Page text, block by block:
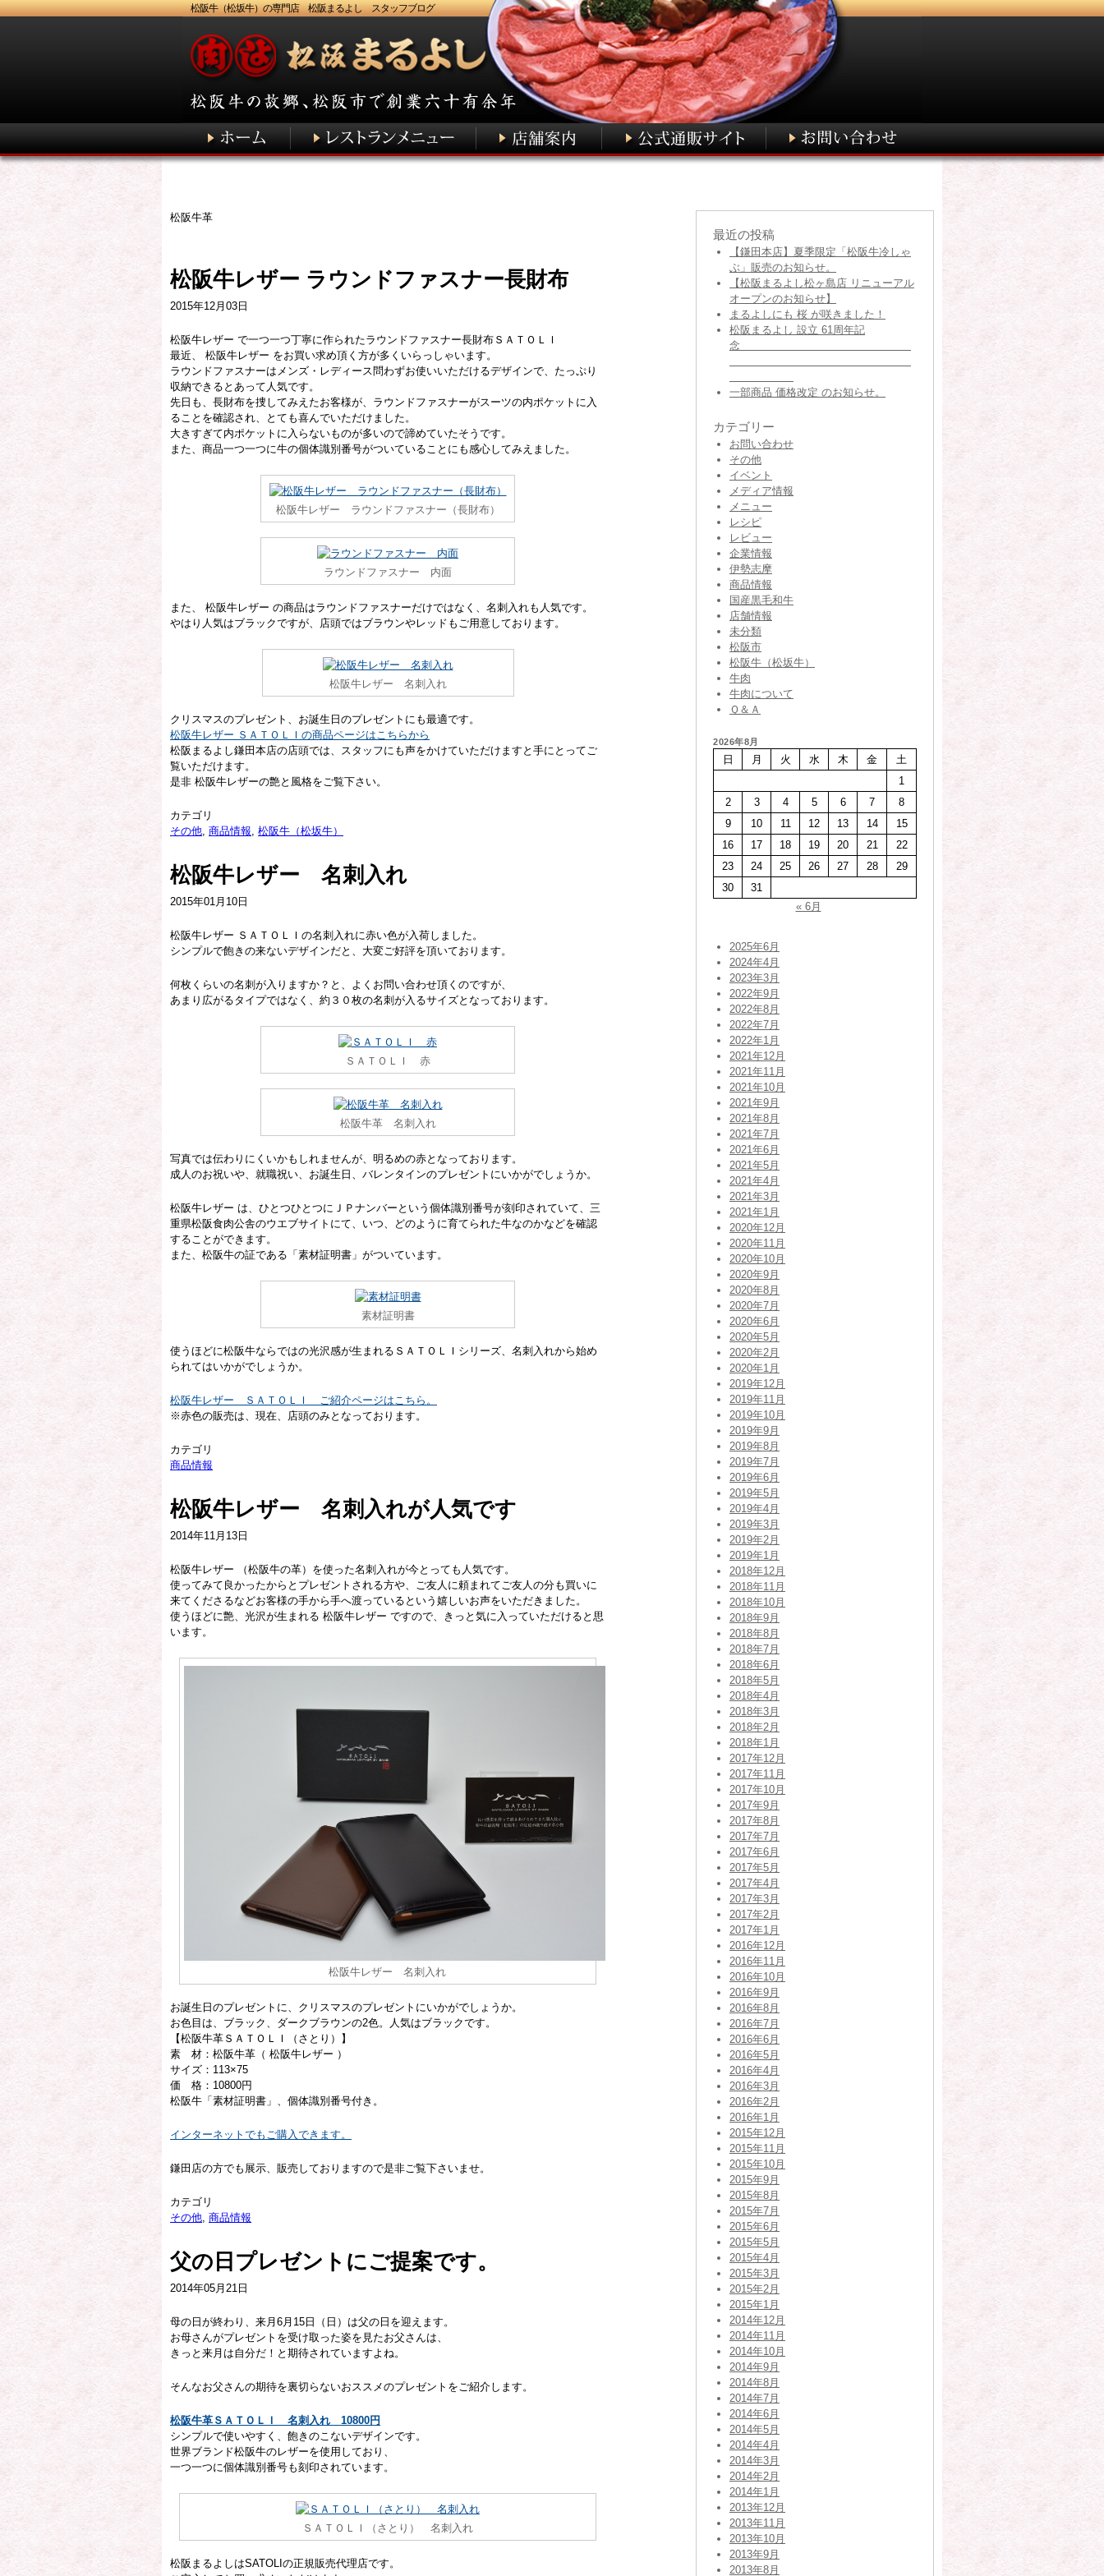
松阪牛（松坂牛）の専門店 松阪まるよし スタッフブログ
松阪牛革
松阪牛レザー ラウンドファスナー長財布
2015年12月03日
松阪牛レザー で一つ一つ丁寧に作られたラウンドファスナー長財布ＳＡＴＯＬＩ
最近、 松阪牛レザー をお買い求め頂く方が多くいらっしゃいます。
ラウンドファスナーはメンズ・レディース問わずお使いいただけるデザインで、たっぷり
収納できるとあって人気です。
先日も、長財布を捜してみえたお客様が、ラウンドファスナーがスーツの内ポケットに入
ることを確認され、とても喜んでいただけました。
大きすぎて内ポケットに入らないものが多いので諦めていたそうです。
また、商品一つ一つに牛の個体識別番号がついていることにも感心してみえました。
松阪牛レザー ラウンドファスナー（長財布）
ラウンドファスナー 内面
また、 松阪牛レザー の商品はラウンドファスナーだけではなく、名刺入れも人気です。
やはり人気はブラックですが、店頭ではブラウンやレッドもご用意しております。
松阪牛レザー 名刺入れ
クリスマスのプレゼント、お誕生日のプレゼントにも最適です。
松阪牛レザー ＳＡＴＯＬＩの商品ページはこちらから
松阪まるよし鎌田本店の店頭では、スタッフにも声をかけていただけますと手にとってご
覧いただけます。
是非 松阪牛レザーの艶と風格をご覧下さい。
カテゴリ
その他, 商品情報, 松阪牛（松坂牛）
松阪牛レザー 名刺入れ
2015年01月10日
松阪牛レザー ＳＡＴＯＬＩの名刺入れに赤い色が入荷しました。
シンプルで飽きの来ないデザインだと、大変ご好評を頂いております。
何枚くらいの名刺が入りますか？と、よくお問い合わせ頂くのですが、
あまり広がるタイプではなく、約３０枚の名刺が入るサイズとなっております。
ＳＡＴＯＬＩ 赤
松阪牛革 名刺入れ
写真では伝わりにくいかもしれませんが、明るめの赤となっております。
成人のお祝いや、就職祝い、お誕生日、バレンタインのプレゼントにいかがでしょうか。
松阪牛レザー は、ひとつひとつにＪＰナンバーという個体識別番号が刻印されていて、三
重県松阪食肉公舎のウエブサイトにて、いつ、どのように育てられた牛なのかなどを確認
することができます。
また、松阪牛の証である「素材証明書」がついています。
素材証明書
使うほどに松阪牛ならではの光沢感が生まれるＳＡＴＯＬＩシリーズ、名刺入れから始め
られてはいかがでしょうか。
松阪牛レザー ＳＡＴＯＬＩ ご紹介ページはこちら。
※赤色の販売は、現在、店頭のみとなっております。
カテゴリ
商品情報
松阪牛レザー 名刺入れが人気です
2014年11月13日
松阪牛レザー （松阪牛の革）を使った名刺入れが今とっても人気です。
使ってみて良かったからとプレゼントされる方や、ご友人に頼まれてご友人の分も買いに
来てくださるなどお客様の手から手へ渡っているという嬉しいお声をいただきました。
使うほどに艶、光沢が生まれる 松阪牛レザー ですので、きっと気に入っていただけると思
います。
松阪牛レザー 名刺入れ
お誕生日のプレゼントに、クリスマスのプレゼントにいかがでしょうか。
お色目は、ブラック、ダークブラウンの2色。人気はブラックです。
【松阪牛革ＳＡＴＯＬＩ（さとり）】
素 材：松阪牛革（ 松阪牛レザー ）
サイズ：113×75
価 格：10800円
松阪牛「素材証明書」、個体識別番号付き。
インターネットでもご購入できます。
鎌田店の方でも展示、販売しておりますので是非ご覧下さいませ。
カテゴリ
その他, 商品情報
父の日プレゼントにご提案です。
2014年05月21日
母の日が終わり、来月6月15日（日）は父の日を迎えます。
お母さんがプレゼントを受け取った姿を見たお父さんは、
きっと来月は自分だ！と期待されていますよね。
そんなお父さんの期待を裏切らないおススメのプレゼントをご紹介します。
松阪牛革ＳＡＴＯＬＩ 名刺入れ 10800円
シンプルで使いやすく、飽きのこないデザインです。
世界ブランド松阪牛のレザーを使用しており、
一つ一つに個体識別番号も刻印されています。
ＳＡＴＯＬＩ（さとり） 名刺入れ
松阪まるよしはSATOLIの正規販売代理店です。
最近の投稿
【鎌田本店】夏季限定「松阪牛冷しゃ
ぶ」販売のお知らせ。
【松阪まるよし松ヶ島店 リニューアル
オープンのお知らせ】
まるよしにも 桜 が咲きました！
松阪まるよし 設立 61周年記
念
一部商品 価格改定 のお知らせ。
カテゴリー
お問い合わせ
その他
イベント
メディア情報
メニュー
レシピ
レビュー
企業情報
伊勢志摩
商品情報
国産黒毛和牛
店舗情報
未分類
松阪市
松阪牛（松坂牛）
牛肉
牛肉について
Ｑ＆Ａ
2026年8月
日 月 火 水 木 金
土
1
2
3 4 5 6 7
8
9
10 11 12 13 14
15
16
17 18 19 20 21
22
23
24 25 26 27 28
29
30
31
« 6月
2025年6月
2024年4月
2023年3月
2022年9月
2022年8月
2022年7月
2022年1月
2021年12月
2021年11月
2021年10月
2021年9月
2021年8月
2021年7月
2021年6月
2021年5月
2021年4月
2021年3月
2021年1月
2020年12月
2020年11月
2020年10月
2020年9月
2020年8月
2020年7月
2020年6月
2020年5月
2020年2月
2020年1月
2019年12月
2019年11月
2019年10月
2019年9月
2019年8月
2019年7月
2019年6月
2019年5月
2019年4月
2019年3月
2019年2月
2019年1月
2018年12月
2018年11月
2018年10月
2018年9月
2018年8月
2018年7月
2018年6月
2018年5月
2018年4月
2018年3月
2018年2月
2018年1月
2017年12月
2017年11月
2017年10月
2017年9月
2017年8月
2017年7月
2017年6月
2017年5月
2017年4月
2017年3月
2017年2月
2017年1月
2016年12月
2016年11月
2016年10月
2016年9月
2016年8月
2016年7月
2016年6月
2016年5月
2016年4月
2016年3月
2016年2月
2016年1月
2015年12月
2015年11月
2015年10月
2015年9月
2015年8月
2015年7月
2015年6月
2015年5月
2015年4月
2015年3月
2015年2月
2015年1月
2014年12月
2014年11月
2014年10月
2014年9月
2014年8月
2014年7月
2014年6月
2014年5月
2014年4月
2014年3月
2014年2月
2014年1月
2013年12月
2013年11月
2013年10月
2013年9月
2013年8月